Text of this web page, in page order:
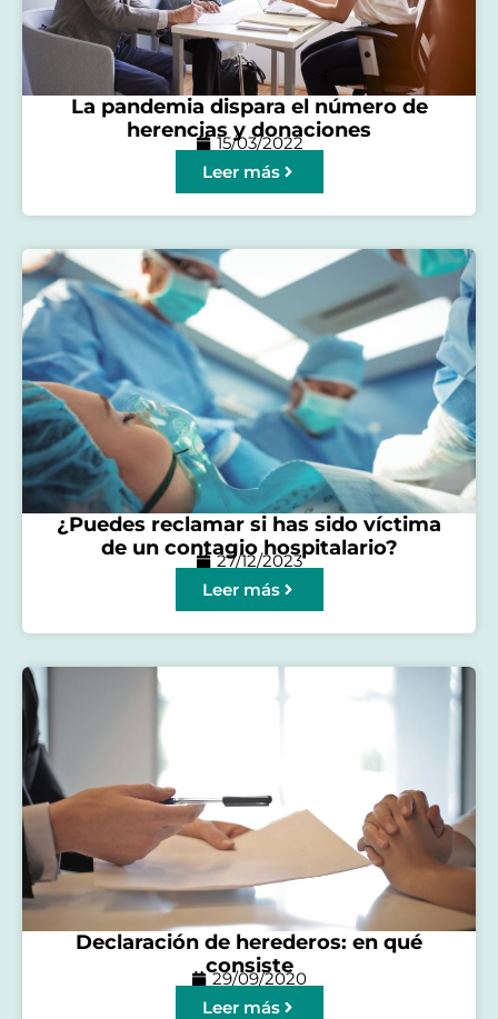
La pandemia dispara el número de
herencias y donaciones
15/03/2022
Leer más
¿Puedes reclamar si has sido víctima
de un contagio hospitalario?
27/12/2023
Leer más
Declaración de herederos: en qué
consiste
29/09/2020
Leer más